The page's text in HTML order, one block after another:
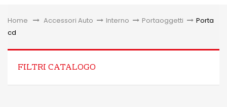
Home &gt;Accessori Auto > Interno > Portaoggetti > Porta
cd
FILTRI CATALOGO